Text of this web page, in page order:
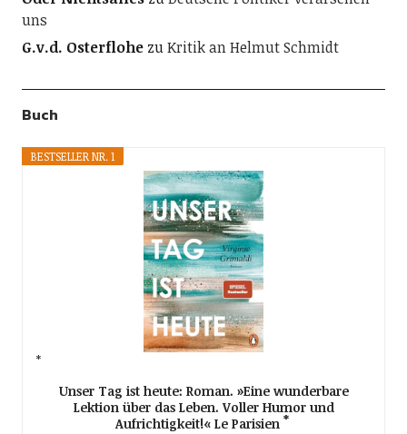
uns
G.v.d. OsterflohezuKritik an Helmut Schmidt
Buch
BESTSELLER NR. 1
Unser Tag ist heute: Roman. »Eine wunderbare
Lektion über das Leben. Voller Humor und
Aufrichtigkeit!« Le Parisien